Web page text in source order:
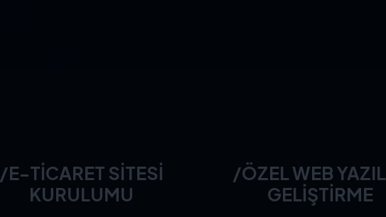
/E-TICARET SITESI
KURULUMU
/ÖZEL WEB
GELIŞTIRME